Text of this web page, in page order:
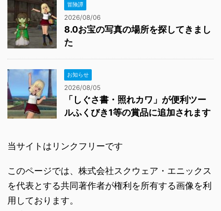
冒険譚
2026/08/06
8.0お宝の写真の場所を探してきまし
た
お知らせ
2026/08/05
「しぐさ書・照れカワ」が便利ツー
ルふくびき1等の賞品に追加されます
当サイトはリンクフリーです
このページでは、株式会社スクウェア・エニックス
を代表とする共同著作者が権利を所有する画像を利
用しております。